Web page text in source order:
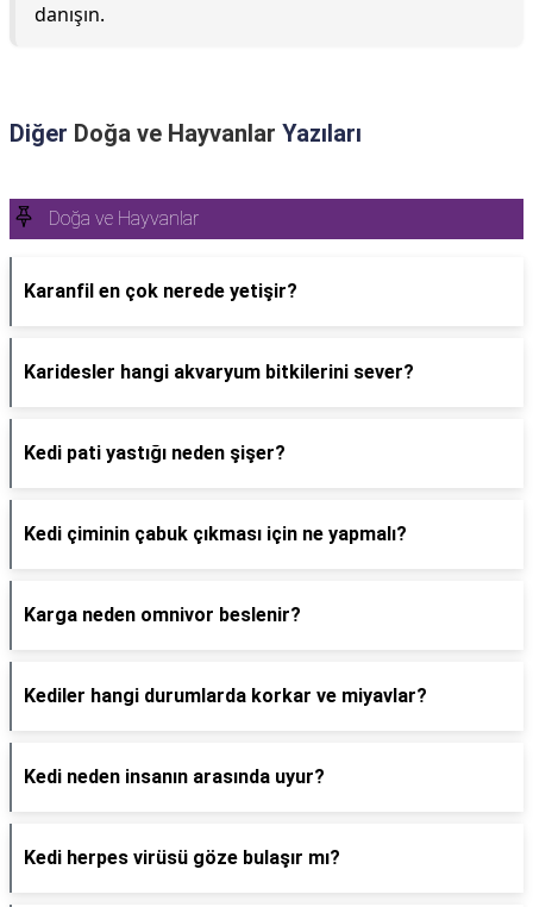
danışın.
Diğer Doğa ve Hayvanlar Yazıları
Doğa ve Hayvanlar
Karanfil en çok nerede yetişir?
Karidesler hangi akvaryum bitkilerini sever?
Kedi pati yastığı neden şişer?
Kedi çiminin çabuk çıkması için ne yapmalı?
Karga neden omnivor beslenir?
Kediler hangi durumlarda korkar ve miyavlar?
Kedi neden insanın arasında uyur?
Kedi herpes virüsü göze bulaşır mı?